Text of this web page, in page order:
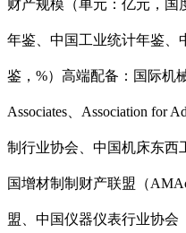
财产规模（单元：亿元，国
年鉴、中国工业统计年鉴、
鉴，%）高端配备：国际机
Associates、Association for
制行业协会、中国机床东西
国增材制制财产联盟（
盟、中国仪器仪表行业协